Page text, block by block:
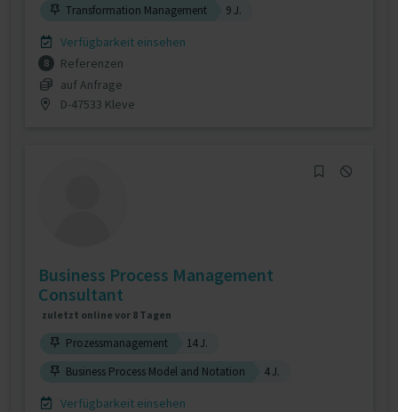
Transformation Management
9 J.
Verfügbarkeit einsehen
8
Referenzen
auf Anfrage
D-47533 Kleve
Business Process Management
Consultant
zuletzt online vor 8 Tagen
Prozessmanagement
14 J.
Business Process Model and Notation
4 J.
Verfügbarkeit einsehen